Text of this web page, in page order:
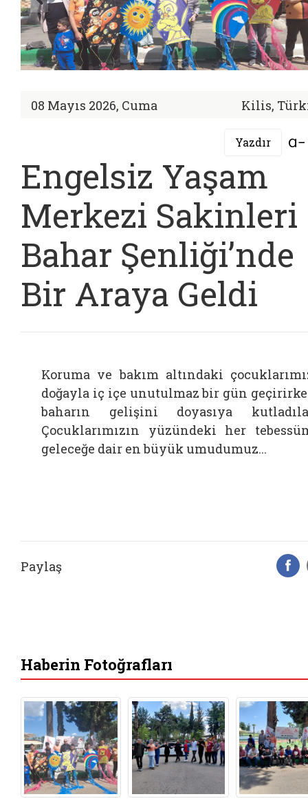
08 Mayıs 2026, Cuma Kilis,
Yazdır
Engelsiz Yaşam
Merkezi Sakinleri
Bahar Şenliği’nde
Bir Araya Geldi
Koruma ve bakım altındaki
doğayla iç içe unutulmaz bir gün
baharın gelişini doyasıya
Çocuklarımızın yüzündeki her
geleceğe dair en büyük umudumuz...
Paylaş
Haberin Fotoğrafları